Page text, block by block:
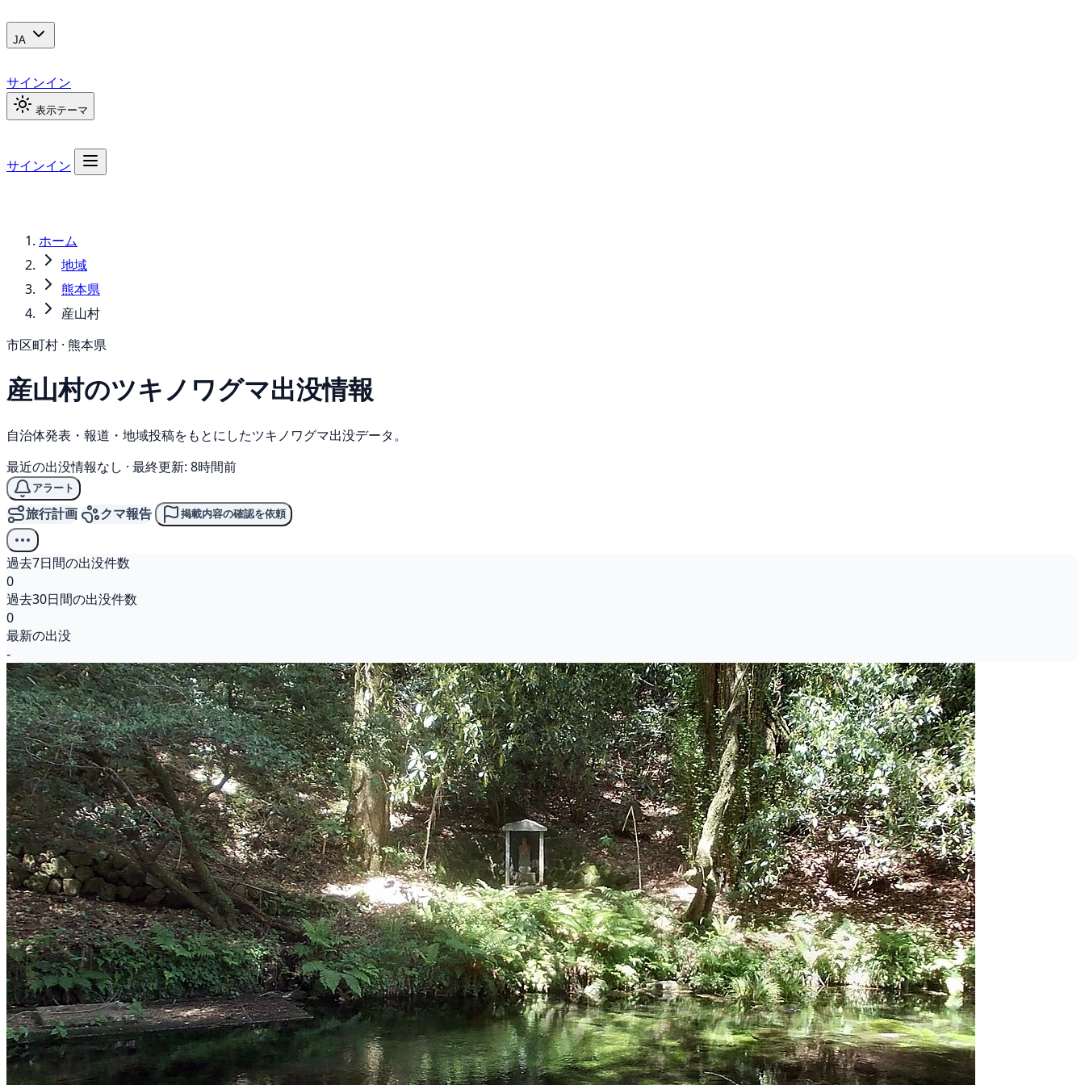
JA
サインイン
表示テーマ
サインイン
ホーム
地域
熊本県
産山村
市区町村 · 熊本県
産山村のツキノワグマ出没情報
自治体発表・報道・地域投稿をもとにしたツキノワグマ出没データ。
最近の出没情報なし · 最終更新: 8時間前
アラート
旅行計画 クマ報告 掲載内容の確認を依頼
過去7日間の出没件数
0
過去30日間の出没件数
0
最新の出没
-